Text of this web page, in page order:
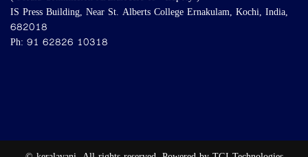
IS Press Building, Near St. Alberts College Ernakulam, Kochi, India,
682018
Ph: 91 62826 10318